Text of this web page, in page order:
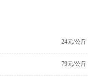
24元/公斤
79元/公斤